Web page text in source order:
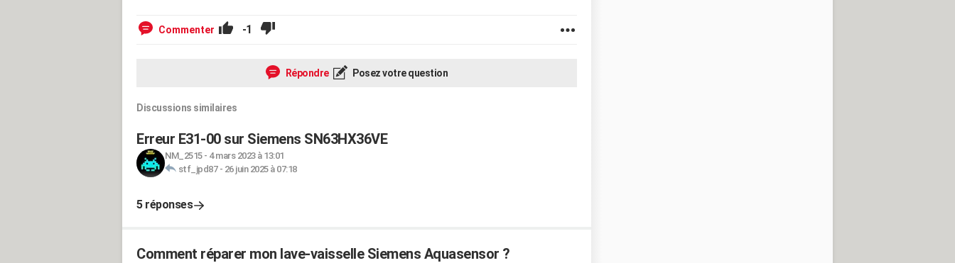
Commenter -1
Répondre Posez votre question
Discussions similaires
Erreur E31-00 sur Siemens SN63HX36VE
NM_2515- 4 mars 2023 à 13:01
stf_jpd87- 26 juin 2025 à 07:18
5 réponses
Comment réparer mon lave-vaisselle Siemens Aquasensor ?